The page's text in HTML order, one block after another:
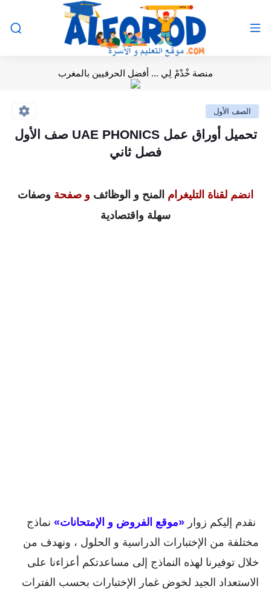
منصة خْدْمْ لِي ... أفضل الحرفيين بالمغرب
الصف الأول
تحميل أوراق عمل UAE PHONICS صف الأول
فصل ثاني
انضم لقناة التليغرام المنح و الوظائف و صفحة وصفات
سهلة واقتصادية
نقدم إليكم زوار «موقع الفروض و الإمتحانات» نماذج
مختلفة من الإختبارات الدراسية و الحلول ، ونهدف من
خلال توفيرنا لهذه النماذج إلى مساعدتكم أعزاءنا على
الاستعداد الجيد لخوض غمار الإختبارات بحسب الفترات